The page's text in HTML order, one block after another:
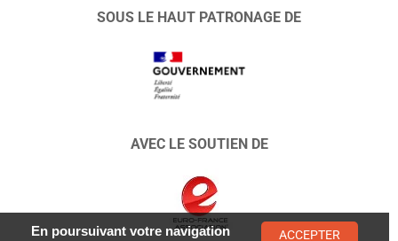
SOUS LE HAUT PATRONAGE DE
AVEC LE SOUTIEN DE
En poursuivant votre navigation ACCEPTER